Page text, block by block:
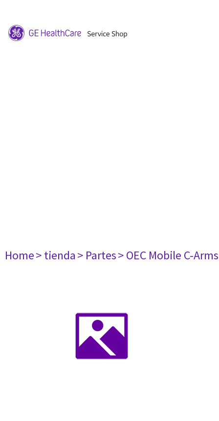
Home> tienda> Partes> OEC Mobile C-Arms